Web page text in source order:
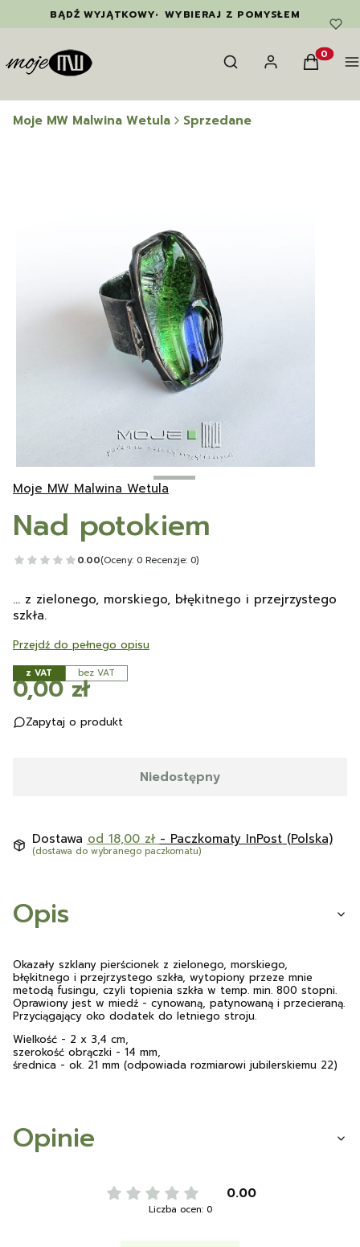
BĄDŹ WYJĄTKOWY• WYBIERAJ Z POMYSŁEM
Otwórz wyszukiwarkę
Szukaj Zaloguj sięKoszyk
Moje MW Malwina Wetula Sprzedane
Moje MW Malwina Wetula
Nad potokiem
0.00(Oceny: 0 Recenzje: 0)
... z zielonego, morskiego, błękitnego i przejrzystego
szkła.
Przejdź do pełnego opisu
z VAT bez VAT
Cena
0,00 zł
Zapytaj o produkt
Niedostępny
Dostawa od 18,00 zł - Paczkomaty InPost (Polska)
(dostawa do wybranego paczkomatu)
Opis
Okazały szklany pierścionek z zielonego, morskiego,
błękitnego i przejrzystego szkła, wytopiony przeze mnie
metodą fusingu, czyli topienia szkła w temp. min. 800 stopni.
Oprawiony jest w miedź - cynowaną, patynowaną i przecieraną.
Przyciągający oko dodatek do letniego stroju.
Wielkość - 2 x 3,4 cm,
szerokość obrączki - 14 mm,
średnica - ok. 21 mm (odpowiada rozmiarowi jubilerskiemu 22)
Opinie
0.00
Liczba ocen: 0